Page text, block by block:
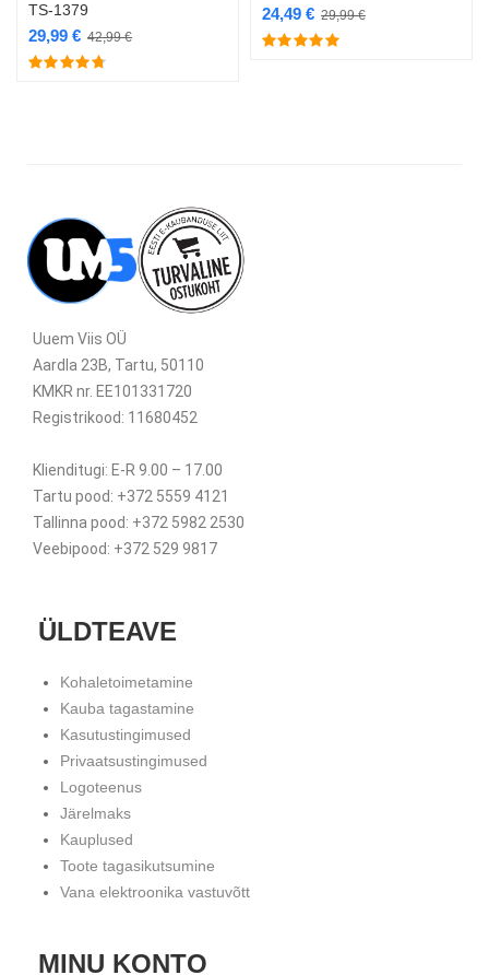
TS-1379
42,99€
29,99 €
29,99€
24,49 €
Uuem Viis OÜ
Aardla 23B, Tartu, 50110
KMKR nr. EE101331720
Registrikood: 11680452
Klienditugi: E-R 9.00 – 17.00
Tartu pood: +372 5559 4121
Tallinna pood: +372 5982 2530
Veebipood: +372 529 9817
ÜLDTEAVE
Kohaletoimetamine
Kauba tagastamine
Kasutustingimused
Privaatsustingimused
Logoteenus
Järelmaks
Kauplused
Toote tagasikutsumine
Vana elektroonika vastuvõtt
MINU KONTO